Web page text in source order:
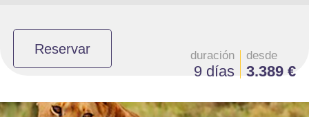
Reservar duración
9 días
desde
3.389 €